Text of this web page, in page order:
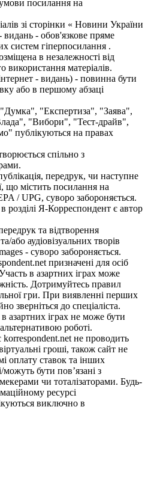
умови посилання на
зі сторінки « Новини України
видань - обов'язкове пряме
систем гіперпосилання .
в незалежності від
використання матеріалів.
- видань) - повинна бути
або в першому абзаці
"Експертиза", "Заява",
"Вибори", "Тест-драйв",
публікуються на правах
спільно з
передрук, чи наступне
що містить посилання на
/ UPG, суворо забороняється.
розділі Я-Корреспондент є автор
та відтворення
або аудіовізуальних творів
- суворо забороняється.
призначені для осіб
в азартних іграх може
Дотримуйтесь правил
гри. При виявленні перших
зверніться до спеціаліста.
азартних іграх не може бути
роботі.
не проводить
гроші, також сайт не
оплату ставок та інших
можуть бути пов’язані з
чи тоталізаторами. Будь-
ресурсі
виключно в